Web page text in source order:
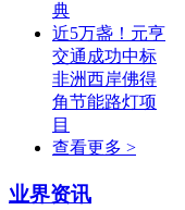
典
近5万盏！元亨
交通成功中标
非洲西岸佛得
角节能路灯项
目
查看更多 >
业界资讯